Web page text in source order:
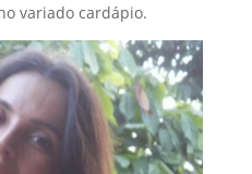
variado cardápio.